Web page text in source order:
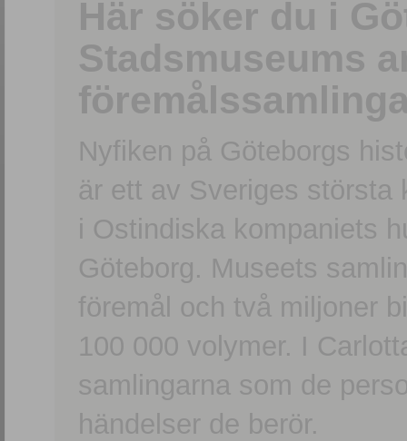
Här söker du i
Stadsmuseums
Nyfiken på Göteborgs
är ett av Sveriges största
i Ostindiska kompaniets
Göteborg. Museets
föremål och två miljoner
100 000 volymer. I
samlingarna som de
händelser de berör.